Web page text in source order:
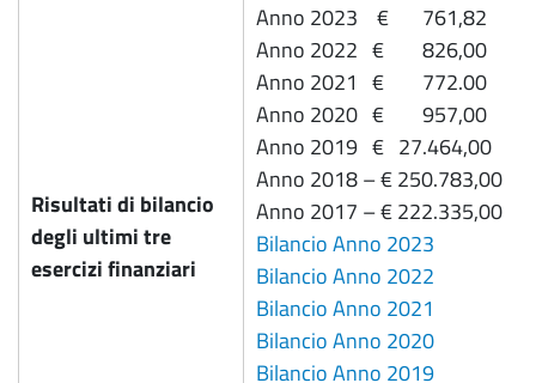
Risultati di bilancio
degli ultimi tre
esercizi finanziari
Anno 2023 € 761,82
Anno 2022 € 826,00
Anno 2021 € 772.00
Anno 2020 € 957,00
Anno 2019 € 27.464,00
Anno 2018 – € 250.783,00
Anno 2017 – € 222.335,00
Bilancio Anno 2023
Bilancio Anno 2022
Bilancio Anno 2021
Bilancio Anno 2020
Bilancio Anno 2019